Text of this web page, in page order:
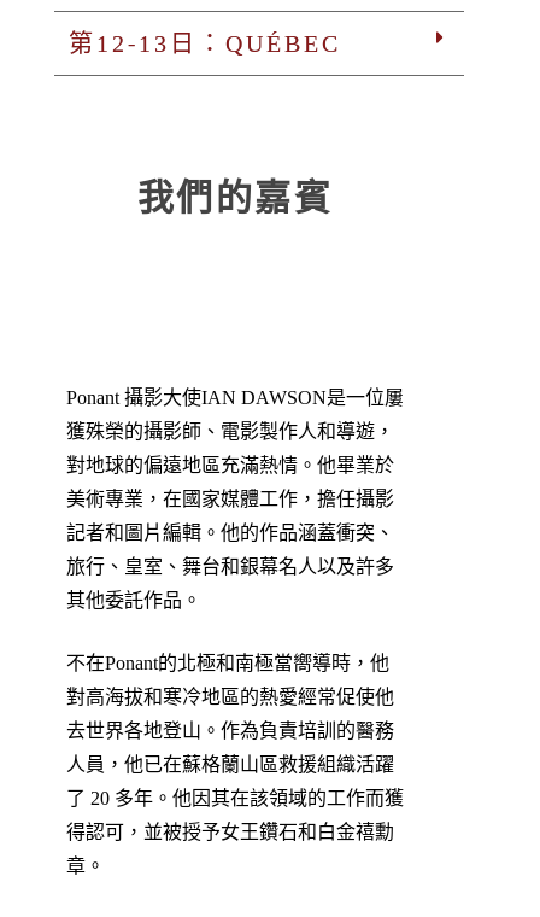
第12-13日：QUÉBEC
我們的嘉賓
Ponant 攝影大使IAN DAWSON是一位屢
獲殊榮的攝影師、電影製作人和導遊，
對地球的偏遠地區充滿熱情。他畢業於
美術專業，在國家媒體工作，擔任攝影
記者和圖片編輯。他的作品涵蓋衝突、
旅行、皇室、舞台和銀幕名人以及許多
其他委託作品。
不在Ponant的北極和南極當嚮導時，他
對高海拔和寒冷地區的熱愛經常促使他
去世界各地登山。作為負責培訓的醫務
人員，他已在蘇格蘭山區救援組織活躍
了 20 多年。他因其在該領域的工作而獲
得認可，並被授予女王鑽石和白金禧勳
章。